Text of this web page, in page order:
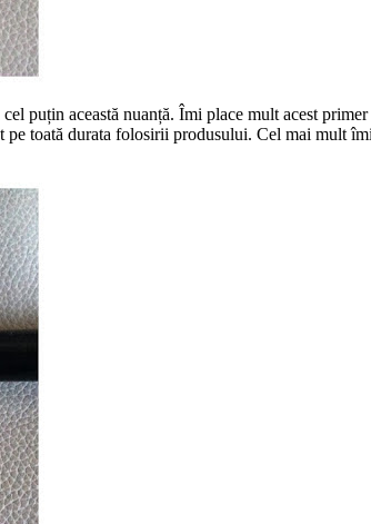
puțin această nuanță. Îmi place mult acest
toată durata folosirii produsului. Cel mai mult